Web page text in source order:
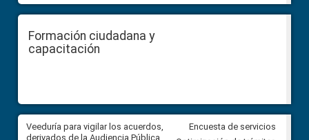
Formación ciudadana y
capacitación
Veeduría para vigilar los acuerdos,
derivados de la Audiencia Pública
CPCCS convoca a Veeduría
Ciudadana para vigilar el
Encuesta de servicios